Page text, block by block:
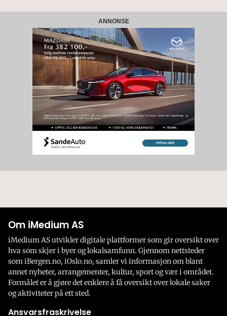
ANNONSE
Om iMedium AS
iMedium AS utvikler digitale plattformer som gir oversikt over
hva som skjer i byer og lokalsamfunn. Gjennom nettsteder
som iBergen.no, iOslo.no, samler vi informasjon om blant
annet nyheter, arrangementer, kultur, sport og vær i området.
Formålet er å gjøre det enklere å få oversikt over lokale saker
og aktiviteter på ett sted.
Ansvarsfraskrivelse